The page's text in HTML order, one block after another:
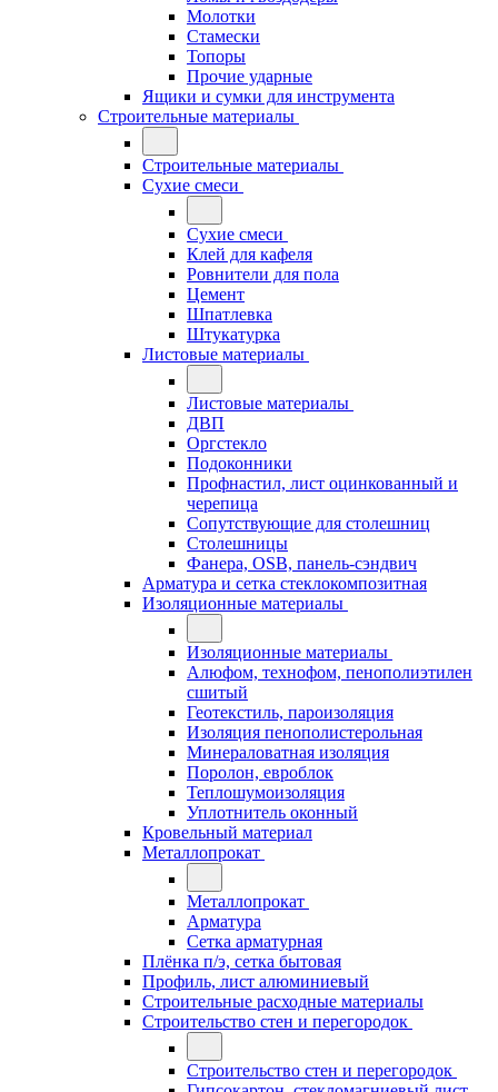
Молотки
Стамески
Топоры
Прочие ударные
Ящики и сумки для инструмента
Строительные материалы
Строительные материалы
Сухие смеси
Сухие смеси
Клей для кафеля
Ровнители для пола
Цемент
Шпатлевка
Штукатурка
Листовые материалы
Листовые материалы
ДВП
Оргстекло
Подоконники
Профнастил, лист оцинкованный и
черепица
Сопутствующие для столешниц
Столешницы
Фанера, OSB, панель-сэндвич
Арматура и сетка стеклокомпозитная
Изоляционные материалы
Изоляционные материалы
Алюфом, технофом, пенополиэтилен
сшитый
Геотекстиль, пароизоляция
Изоляция пенополистерольная
Минераловатная изоляция
Поролон, евроблок
Теплошумоизоляция
Уплотнитель оконный
Кровельный материал
Металлопрокат
Металлопрокат
Арматура
Сетка арматурная
Плёнка п/э, сетка бытовая
Профиль, лист алюминиевый
Строительные расходные материалы
Строительство стен и перегородок
Строительство стен и перегородок